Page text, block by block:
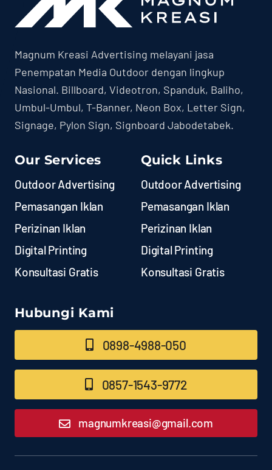
Magnum Kreasi Advertising melayani jasa
Penempatan Media Outdoor dengan lingkup
Nasional. Billboard, Videotron, Spanduk, Baliho,
Umbul-Umbul, T-Banner, Neon Box, Letter Sign,
Signage, Pylon Sign, Signboard Jabodetabek.
Our Services
Outdoor Advertising
Pemasangan Iklan
Perizinan Iklan
Digital Printing
Konsultasi Gratis
Quick Links
Outdoor Advertising
Pemasangan Iklan
Perizinan Iklan
Digital Printing
Konsultasi Gratis
Hubungi Kami
0898-4988-050
0857-1543-9772
magnumkreasi@gmail.com